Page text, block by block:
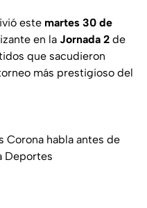
este martes 30 de
en la Jornada 2 de
que sacudieron
más prestigioso del
Corona habla antes de
Deportes